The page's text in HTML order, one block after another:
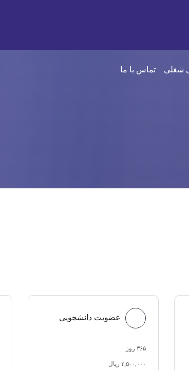
شغلی تماس با ما
عضویت دانشجویی
۳۶۵ روز
۲,۵۰۰,۰۰۰ ریال